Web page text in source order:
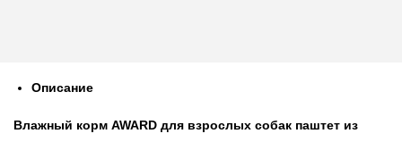
Описание
Влажный корм AWARD для взрослых собак паштет из